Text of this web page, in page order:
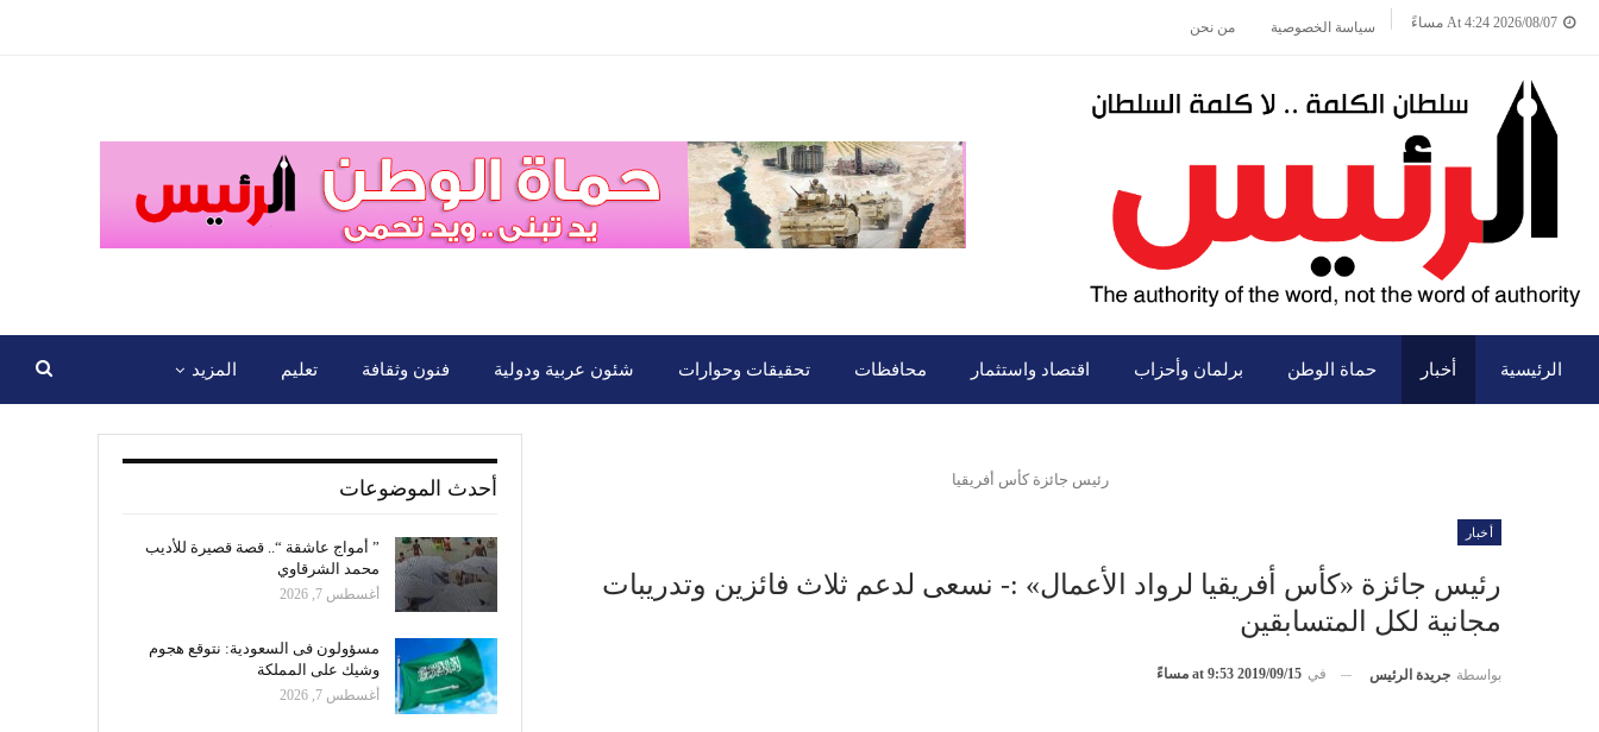
2026/08/07 At 4:24 مساءً سياسة الخصوصية من نحن
الرئيسية أخبار حماة الوطن برلمان وأحزاب اقتصاد واستثمار محافظات تحقيقات وحوارات شئون عربية ودولية فنون وثقافة تعليم المزيد
رئيس جائزة كأس أفريقيا
أخبار
رئيس جائزة «كأس أفريقيا لرواد الأعمال» :- نسعى لدعم ثلاث فائزين وتدريبات
مجانية لكل المتسابقين
بواسطة جريدة الرئيس في 2019/09/15 at 9:53 مساءً
أحدث الموضوعات
” أمواج عاشقة “.. قصة قصيرة للأديب
محمد الشرقاوي
أغسطس 7, 2026
مسؤولون فى السعودية: نتوقع هجوم
وشيك على المملكة
أغسطس 7, 2026